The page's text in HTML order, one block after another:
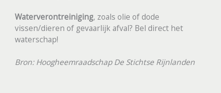
Waterverontreiniging, zoals olie of dode
vissen/dieren of gevaarlijk afval? Bel direct het
waterschap!
Bron: Hoogheemraadschap De Stichtse Rijnlanden